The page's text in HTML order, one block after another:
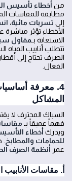
منأخطاء تأسيس
مطابقة للمقاسات
إلى تسربات مائية،
الأخطاء تؤثر مباشرة
الاستعانة بـ مقاول
تتطلب أنابيب المياه
الفعال.
4. معرفة
المشاكل
السباك المحترف لا
فهماً عميقاً بـ
ويدرك أخطاء
للحمامات والمطابخ
عمر أنظمة الصرف
أ. مقاسات